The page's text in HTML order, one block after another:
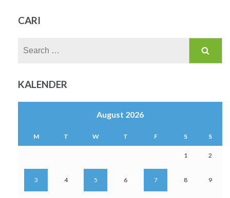
CARI
KALENDER
August 2026
M T W T F S S
1 2
3 4 5 6 7 8 9